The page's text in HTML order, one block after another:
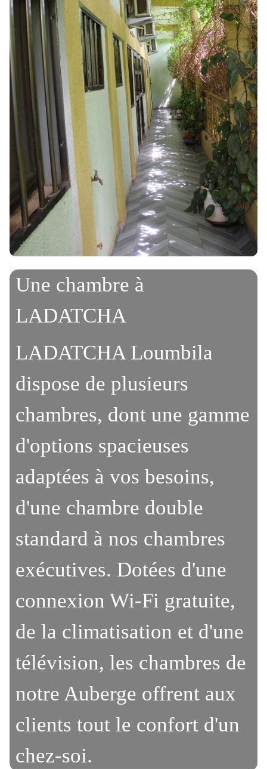
Une chambre à
LADATCHA
LADATCHA Loumbila
dispose de plusieurs
chambres, dont une gamme
d'options spacieuses
adaptées à vos besoins,
d'une chambre double
standard à nos chambres
exécutives. Dotées d'une
connexion Wi-Fi gratuite,
de la climatisation et d'une
télévision, les chambres de
notre Auberge offrent aux
clients tout le confort d'un
chez-soi.